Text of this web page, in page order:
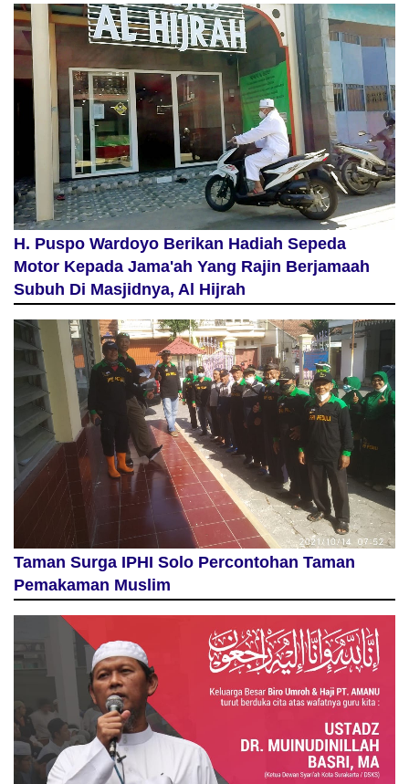
H. Puspo Wardoyo Berikan Hadiah Sepeda
Motor Kepada Jama'ah Yang Rajin Berjamaah
Subuh Di Masjidnya, Al Hijrah
Taman Surga IPHI Solo Percontohan Taman
Pemakaman Muslim